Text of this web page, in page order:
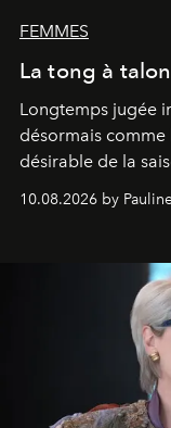
FEMMES
La tong à
Longtemps jugée
désormais comme
désirable de la
10.08.2026 by